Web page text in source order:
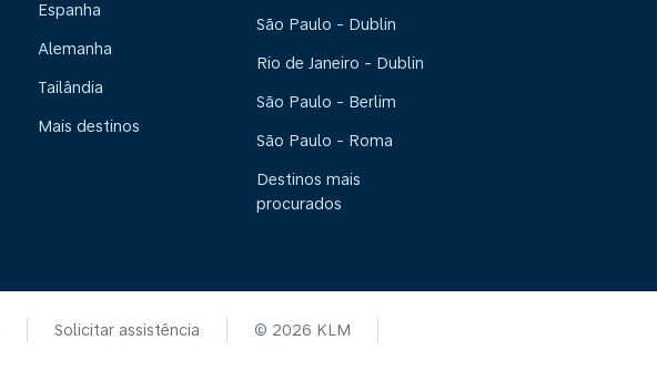
Espanha
Alemanha
Tailândia
Mais destinos
São Paulo - Dublin
Rio de Janeiro - Dublin
São Paulo - Berlim
São Paulo - Roma
Destinos mais
procurados
Solicitar assistência
© 2026 KLM